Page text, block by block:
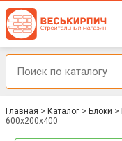
Главная > Каталог > Блоки >
600х200х400